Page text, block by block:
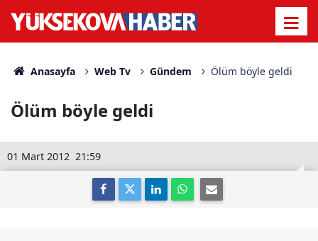
Anasayfa Web Tv Gündem Ölüm böyle geldi
Ölüm böyle geldi
21:59
01 Mart 2012